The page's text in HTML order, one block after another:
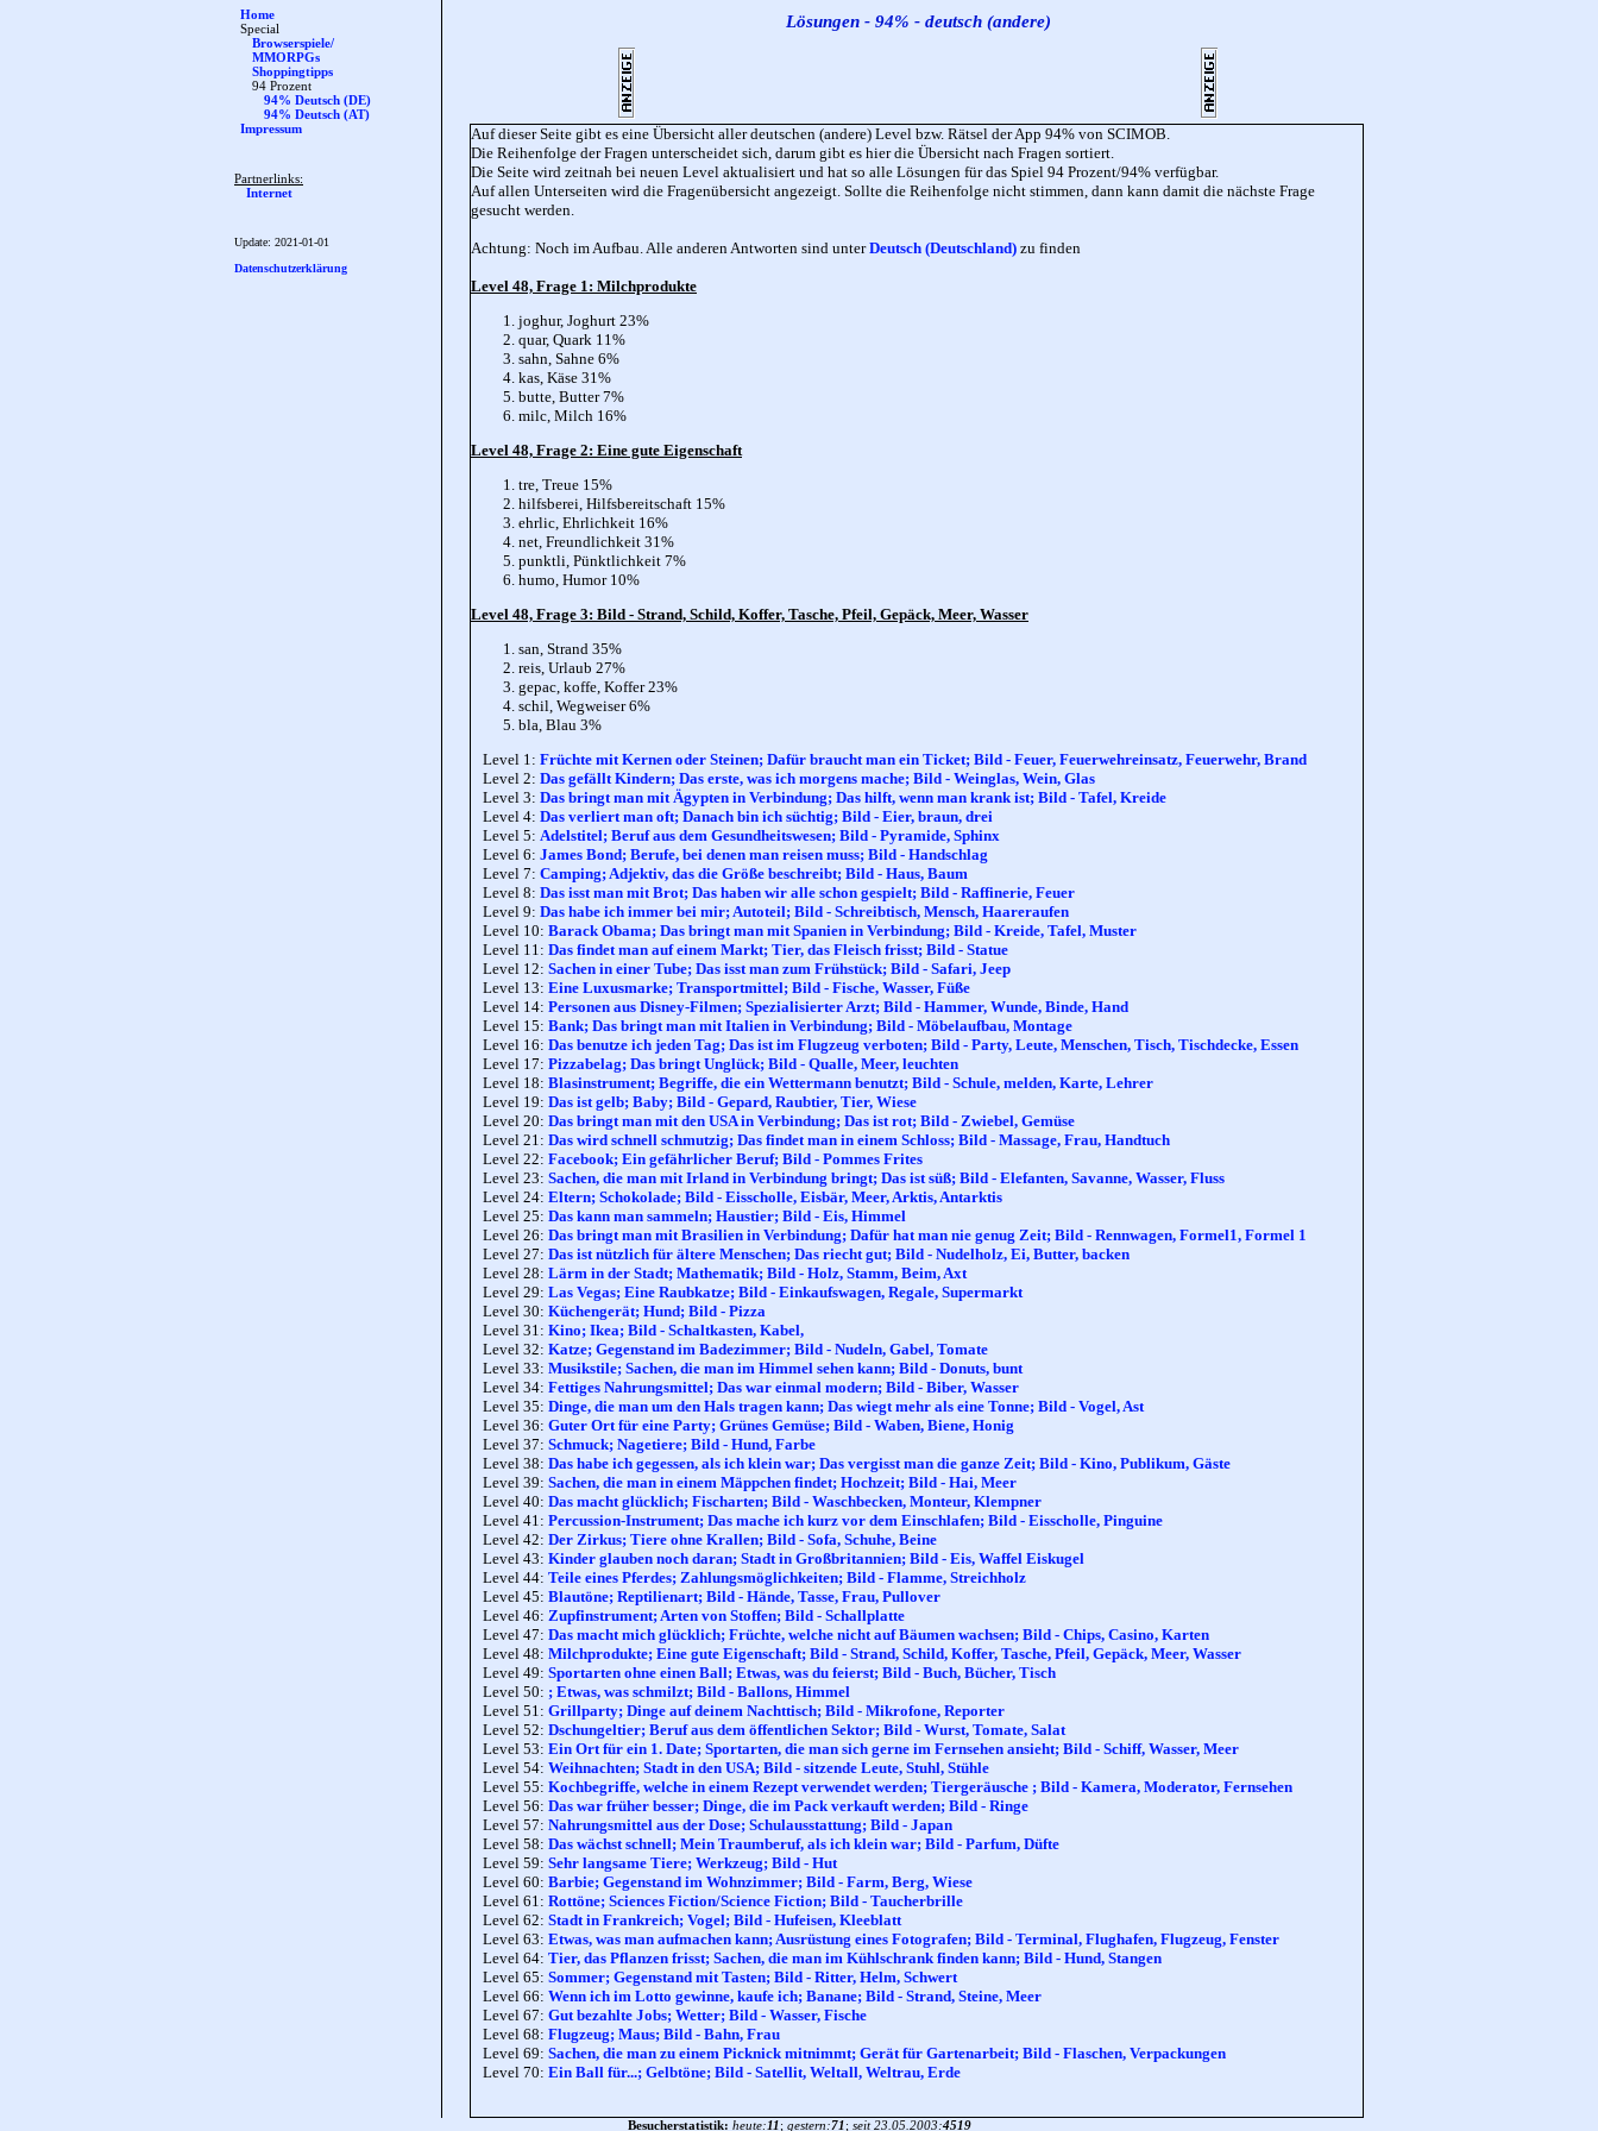
Home
Special
Browserspiele/
MMORPGs
Shoppingtipps
94 Prozent
94% Deutsch (DE)
94% Deutsch (AT)
Impressum
Partnerlinks:
Internet
Update: 2021-01-01
Datenschutzerklärung
Lösungen - 94% - deutsch (andere)
Auf dieser Seite gibt es eine Übersicht aller deutschen (andere) Level bzw. Rätsel der App 94% von SCIMOB.
Die Reihenfolge der Fragen unterscheidet sich, darum gibt es hier die Übersicht nach Fragen sortiert.
Die Seite wird zeitnah bei neuen Level aktualisiert und hat so alle Lösungen für das Spiel 94 Prozent/94% verfügbar.
Auf allen Unterseiten wird die Fragenübersicht angezeigt. Sollte die Reihenfolge nicht stimmen, dann kann damit die nächste Frage
gesucht werden.
Achtung: Noch im Aufbau. Alle anderen Antworten sind unterDeutsch (Deutschland) zu finden
Level 48, Frage 1: Milchprodukte
joghur, Joghurt 23%
quar, Quark 11%
sahn, Sahne 6%
kas, Käse 31%
butte, Butter 7%
milc, Milch 16%
Level 48, Frage 2: Eine gute Eigenschaft
tre, Treue 15%
hilfsberei, Hilfsbereitschaft 15%
ehrlic, Ehrlichkeit 16%
net, Freundlichkeit 31%
punktli, Pünktlichkeit 7%
humo, Humor 10%
Level 48, Frage 3: Bild - Strand, Schild, Koffer, Tasche, Pfeil, Gepäck, Meer, Wasser
san, Strand 35%
reis, Urlaub 27%
gepac, koffe, Koffer 23%
schil, Wegweiser 6%
bla, Blau 3%
Level 1: Früchte mit Kernen oder Steinen; Dafür braucht man ein Ticket; Bild - Feuer, Feuerwehreinsatz, Feuerwehr, Brand
Level 2: Das gefällt Kindern; Das erste, was ich morgens mache; Bild - Weinglas, Wein, Glas
Level 3: Das bringt man mit Ägypten in Verbindung; Das hilft, wenn man krank ist; Bild - Tafel, Kreide
Level 4: Das verliert man oft; Danach bin ich süchtig; Bild - Eier, braun, drei
Level 5: Adelstitel; Beruf aus dem Gesundheitswesen; Bild - Pyramide, Sphinx
Level 6: James Bond; Berufe, bei denen man reisen muss; Bild - Handschlag
Level 7: Camping; Adjektiv, das die Größe beschreibt; Bild - Haus, Baum
Level 8: Das isst man mit Brot; Das haben wir alle schon gespielt; Bild - Raffinerie, Feuer
Level 9: Das habe ich immer bei mir; Autoteil; Bild - Schreibtisch, Mensch, Haareraufen
Level 10: Barack Obama; Das bringt man mit Spanien in Verbindung; Bild - Kreide, Tafel, Muster
Level 11: Das findet man auf einem Markt; Tier, das Fleisch frisst; Bild - Statue
Level 12: Sachen in einer Tube; Das isst man zum Frühstück; Bild - Safari, Jeep
Level 13: Eine Luxusmarke; Transportmittel; Bild - Fische, Wasser, Füße
Level 14: Personen aus Disney-Filmen; Spezialisierter Arzt; Bild - Hammer, Wunde, Binde, Hand
Level 15: Bank; Das bringt man mit Italien in Verbindung; Bild - Möbelaufbau, Montage
Level 16: Das benutze ich jeden Tag; Das ist im Flugzeug verboten; Bild - Party, Leute, Menschen, Tisch, Tischdecke, Essen
Level 17: Pizzabelag; Das bringt Unglück; Bild - Qualle, Meer, leuchten
Level 18: Blasinstrument; Begriffe, die ein Wettermann benutzt; Bild - Schule, melden, Karte, Lehrer
Level 19: Das ist gelb; Baby; Bild - Gepard, Raubtier, Tier, Wiese
Level 20: Das bringt man mit den USA in Verbindung; Das ist rot; Bild - Zwiebel, Gemüse
Level 21: Das wird schnell schmutzig; Das findet man in einem Schloss; Bild - Massage, Frau, Handtuch
Level 22: Facebook; Ein gefährlicher Beruf; Bild - Pommes Frites
Level 23: Sachen, die man mit Irland in Verbindung bringt; Das ist süß; Bild - Elefanten, Savanne, Wasser, Fluss
Level 24: Eltern; Schokolade; Bild - Eisscholle, Eisbär, Meer, Arktis, Antarktis
Level 25: Das kann man sammeln; Haustier; Bild - Eis, Himmel
Level 26: Das bringt man mit Brasilien in Verbindung; Dafür hat man nie genug Zeit; Bild - Rennwagen, Formel1, Formel 1
Level 27: Das ist nützlich für ältere Menschen; Das riecht gut; Bild - Nudelholz, Ei, Butter, backen
Level 28: Lärm in der Stadt; Mathematik; Bild - Holz, Stamm, Beim, Axt
Level 29: Las Vegas; Eine Raubkatze; Bild - Einkaufswagen, Regale, Supermarkt
Level 30: Küchengerät; Hund; Bild - Pizza
Level 31: Kino; Ikea; Bild - Schaltkasten, Kabel,
Level 32: Katze; Gegenstand im Badezimmer; Bild - Nudeln, Gabel, Tomate
Level 33: Musikstile; Sachen, die man im Himmel sehen kann; Bild - Donuts, bunt
Level 34: Fettiges Nahrungsmittel; Das war einmal modern; Bild - Biber, Wasser
Level 35: Dinge, die man um den Hals tragen kann; Das wiegt mehr als eine Tonne; Bild - Vogel, Ast
Level 36: Guter Ort für eine Party; Grünes Gemüse; Bild - Waben, Biene, Honig
Level 37: Schmuck; Nagetiere; Bild - Hund, Farbe
Level 38: Das habe ich gegessen, als ich klein war; Das vergisst man die ganze Zeit; Bild - Kino, Publikum, Gäste
Level 39: Sachen, die man in einem Mäppchen findet; Hochzeit; Bild - Hai, Meer
Level 40: Das macht glücklich; Fischarten; Bild - Waschbecken, Monteur, Klempner
Level 41: Percussion-Instrument; Das mache ich kurz vor dem Einschlafen; Bild - Eisscholle, Pinguine
Level 42: Der Zirkus; Tiere ohne Krallen; Bild - Sofa, Schuhe, Beine
Level 43: Kinder glauben noch daran; Stadt in Großbritannien; Bild - Eis, Waffel Eiskugel
Level 44: Teile eines Pferdes; Zahlungsmöglichkeiten; Bild - Flamme, Streichholz
Level 45: Blautöne; Reptilienart; Bild - Hände, Tasse, Frau, Pullover
Level 46: Zupfinstrument; Arten von Stoffen; Bild - Schallplatte
Level 47: Das macht mich glücklich; Früchte, welche nicht auf Bäumen wachsen; Bild - Chips, Casino, Karten
Level 48: Milchprodukte; Eine gute Eigenschaft; Bild - Strand, Schild, Koffer, Tasche, Pfeil, Gepäck, Meer, Wasser
Level 49: Sportarten ohne einen Ball; Etwas, was du feierst; Bild - Buch, Bücher, Tisch
Level 50: ; Etwas, was schmilzt; Bild - Ballons, Himmel
Level 51: Grillparty; Dinge auf deinem Nachttisch; Bild - Mikrofone, Reporter
Level 52: Dschungeltier; Beruf aus dem öffentlichen Sektor; Bild - Wurst, Tomate, Salat
Level 53: Ein Ort für ein 1. Date; Sportarten, die man sich gerne im Fernsehen ansieht; Bild - Schiff, Wasser, Meer
Level 54: Weihnachten; Stadt in den USA; Bild - sitzende Leute, Stuhl, Stühle
Level 55: Kochbegriffe, welche in einem Rezept verwendet werden; Tiergeräusche ; Bild - Kamera, Moderator, Fernsehen
Level 56: Das war früher besser; Dinge, die im Pack verkauft werden; Bild - Ringe
Level 57: Nahrungsmittel aus der Dose; Schulausstattung; Bild - Japan
Level 58: Das wächst schnell; Mein Traumberuf, als ich klein war; Bild - Parfum, Düfte
Level 59: Sehr langsame Tiere; Werkzeug; Bild - Hut
Level 60: Barbie; Gegenstand im Wohnzimmer; Bild - Farm, Berg, Wiese
Level 61: Rottöne; Sciences Fiction/Science Fiction; Bild - Taucherbrille
Level 62: Stadt in Frankreich; Vogel; Bild - Hufeisen, Kleeblatt
Level 63: Etwas, was man aufmachen kann; Ausrüstung eines Fotografen; Bild - Terminal, Flughafen, Flugzeug, Fenster
Level 64: Tier, das Pflanzen frisst; Sachen, die man im Kühlschrank finden kann; Bild - Hund, Stangen
Level 65: Sommer; Gegenstand mit Tasten; Bild - Ritter, Helm, Schwert
Level 66: Wenn ich im Lotto gewinne, kaufe ich; Banane; Bild - Strand, Steine, Meer
Level 67: Gut bezahlte Jobs; Wetter; Bild - Wasser, Fische
Level 68: Flugzeug; Maus; Bild - Bahn, Frau
Level 69: Sachen, die man zu einem Picknick mitnimmt; Gerät für Gartenarbeit; Bild - Flaschen, Verpackungen
Level 70: Ein Ball für...; Gelbtöne; Bild - Satellit, Weltall, Weltrau, Erde
Besucherstatistik: heute:11; gestern:71; seit 23.05.2003:4519